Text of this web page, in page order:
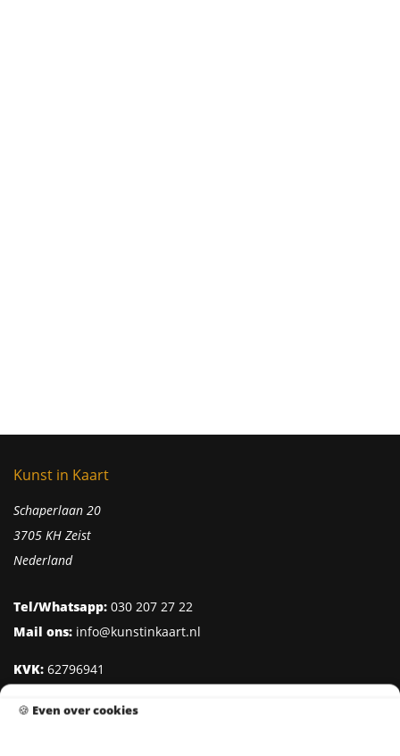
🍪 Even over cookies
Kunst in Kaart
Schaperlaan 20
3705 KH Zeist
Nederland
Tel/Whatsapp: 030 207 27 22
Mail ons: info@kunstinkaart.nl
KVK: 62796941
IBAN:NL95 INGB 0006 8527 18